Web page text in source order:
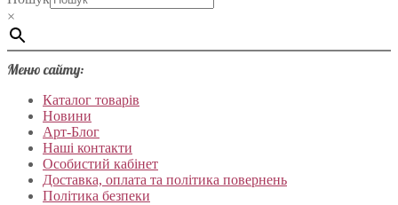
×
Меню сайту:
Каталог товарів
Новини
Арт-Блог
Наші контакти
Особистий кабінет
Доставка, оплата та політика повернень
Політика безпеки